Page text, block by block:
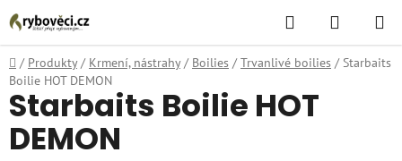
Přejít
na
obsah
Hledat
KOŠÍK
Domů
/ Produkty / Krmení, nástrahy / Boilies / Trvanlivé boilies / Starbaits
Boilie HOT DEMON
Starbaits Boilie HOT
DEMON